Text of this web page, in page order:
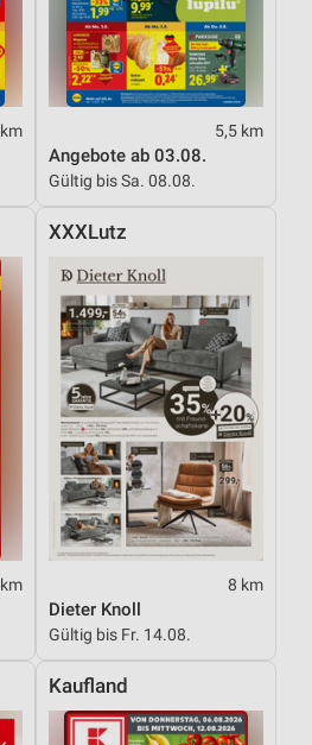
5,5 km
Angebote ab 03.08.
Gültig bis Sa. 08.08.
XXXLutz
8 km
Dieter Knoll
Gültig bis Fr. 14.08.
Kaufland